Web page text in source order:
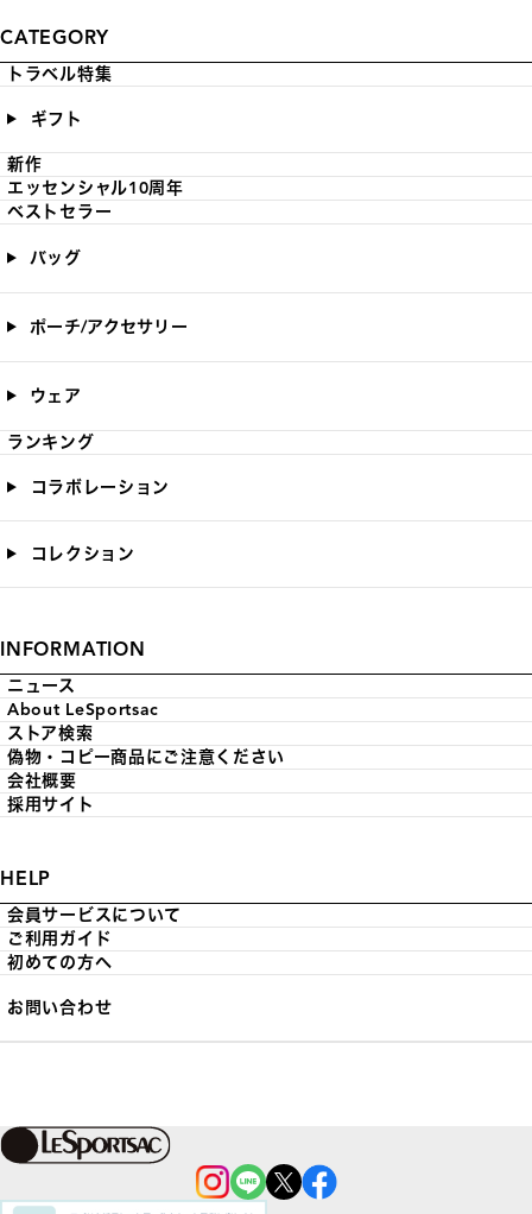
CATEGORY
トラベル特集
ギフト
新作
エッセンシャル10周年
ベストセラー
バッグ
ポーチ/アクセサリー
ウェア
ランキング
コラボレーション
コレクション
INFORMATION
ニュース
About LeSportsac
ストア検索
偽物・コピー商品にご注意ください
会社概要
採用サイト
HELP
会員サービスについて
ご利用ガイド
初めての方へ
お問い合わせ